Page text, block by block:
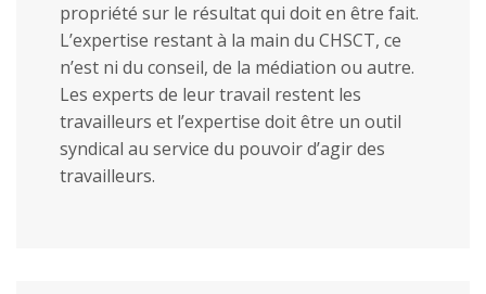
propriété sur le résultat qui doit en être fait.
L’expertise restant à la main du CHSCT, ce
n’est ni du conseil, de la médiation ou autre.
Les experts de leur travail restent les
travailleurs et l’expertise doit être un outil
syndical au service du pouvoir d’agir des
travailleurs.